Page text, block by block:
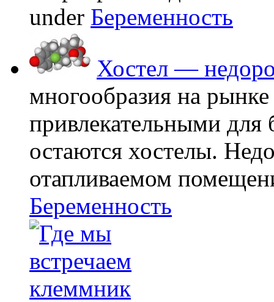
under Беременность
Хостел —
многообразия на
привлекательными
остаются хостелы.
отапливаемом
Беременность